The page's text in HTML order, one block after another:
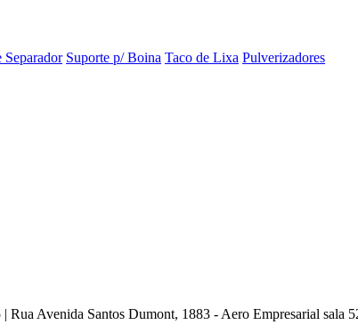
Separador Suporte p/ Boina Taco de Lixa Pulverizadores
Avenida Santos Dumont, 1883 - Aero Empresarial